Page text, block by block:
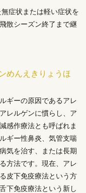
症状または軽い症状を
散シーズン終了まで継
めんえきりょうほ
ギーの原因であるアレ
レルゲンに慣らし、ア
感作療法とも呼ばれま
ギー性鼻炎、気管支喘
気を治す、または長期
方法です。現在、アレ
皮下免疫療法という方
下免疫療法という新し